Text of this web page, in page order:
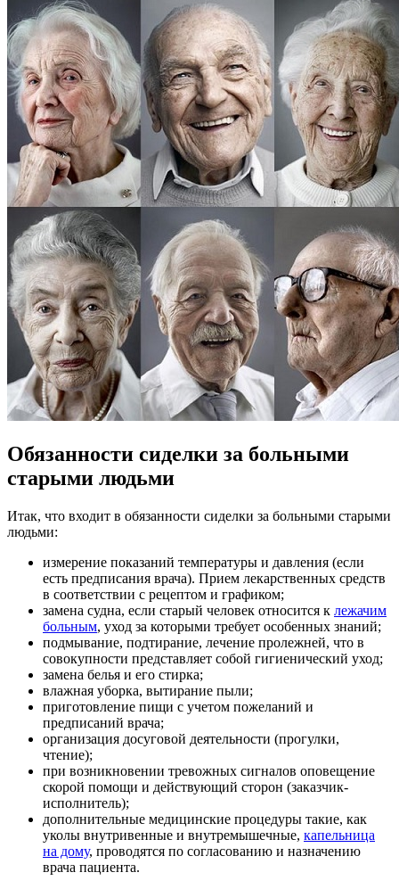
Обязанности сиделки за больными
старыми людьми
Итак, что входит в обязанности сиделки за больными старыми
людьми:
измерение показаний температуры и давления (если
есть предписания врача). Прием лекарственных средств
в соответствии с рецептом и графиком;
замена судна, если старый человек относится к лежачим
больным, уход за которыми требует особенных знаний;
подмывание, подтирание, лечение пролежней, что в
совокупности представляет собой гигиенический уход;
замена белья и его стирка;
влажная уборка, вытирание пыли;
приготовление пищи с учетом пожеланий и
предписаний врача;
организация досуговой деятельности (прогулки,
чтение);
при возникновении тревожных сигналов оповещение
скорой помощи и действующий сторон (заказчик-
исполнитель);
дополнительные медицинские процедуры такие, как
уколы внутривенные и внутремышечные, капельница
на дому, проводятся по согласованию и назначению
врача пациента.